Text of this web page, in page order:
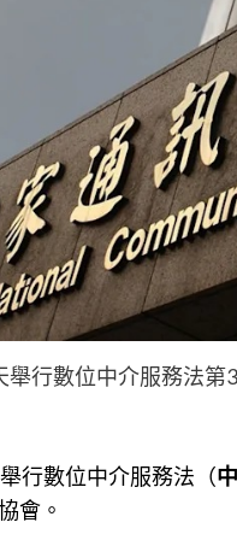
舉行數位中介服務法
行數位中介服務法（
會。